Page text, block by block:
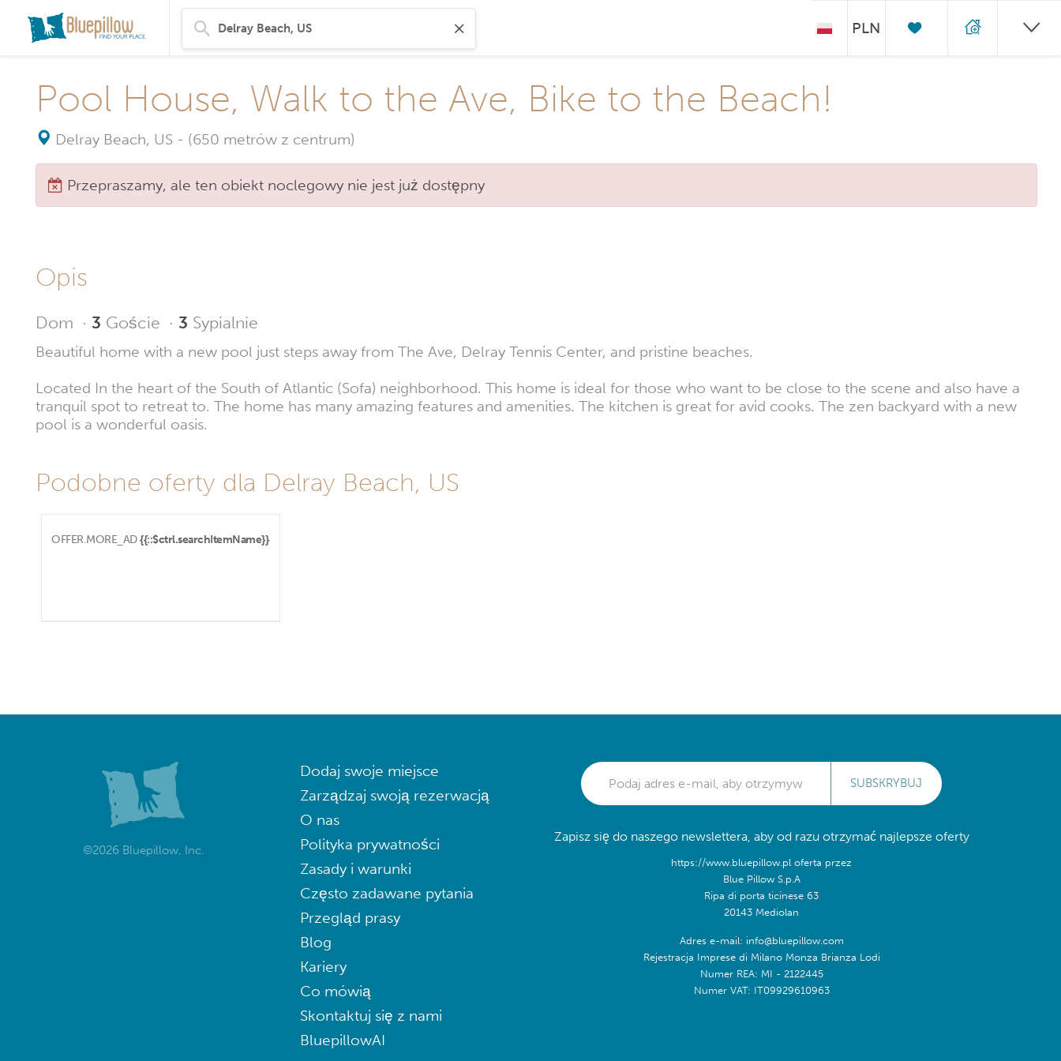
PLN
Pool House, Walk to the Ave, Bike to the Beach!
Delray Beach, US - (650 metrów z centrum)
Przepraszamy, ale ten obiekt noclegowy nie jest już dostępny
Opis
Dom · 3 Goście · 3 Sypialnie
Beautiful home with a new pool just steps away from The Ave, Delray Tennis Center, and pristine beaches.
Located In the heart of the South of Atlantic (Sofa) neighborhood. This home is ideal for those who want to be close to the scene and also have a
tranquil spot to retreat to. The home has many amazing features and amenities. The kitchen is great for avid cooks. The zen backyard with a new
pool is a wonderful oasis.
Podobne oferty dla Delray Beach, US
OFFER.MORE_AD {{::$ctrl.searchItemName}}
©2026 Bluepillow, Inc.
Dodaj swoje miejsce
Zarządzaj swoją rezerwacją
O nas
Polityka prywatności
Zasady i warunki
Często zadawane pytania
Przegląd prasy
Blog
Kariery
Co mówią
Skontaktuj się z nami
BluepillowAI
SUBSKRYBUJ
Zapisz się do naszego newslettera, aby od razu otrzymać najlepsze oferty
https://www.bluepillow.pl oferta przez
Blue Pillow S.p.A
Ripa di porta ticinese 63
20143 Mediolan
Adres e-mail: info@bluepillow.com
Rejestracja Imprese di Milano Monza Brianza Lodi
Numer REA: MI - 2122445
Numer VAT: IT09929610963